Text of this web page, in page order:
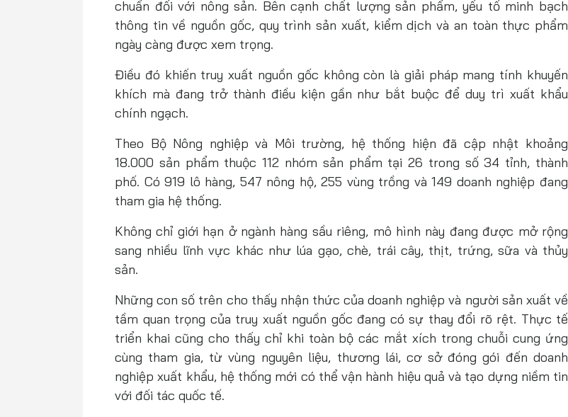
chuẩn đối với nông sản. Bên cạnh chất lượng sản phẩm, yếu tố minh bạch
thông tin về nguồn gốc, quy trình sản xuất, kiểm dịch và an toàn thực phẩm
ngày càng được xem trọng.
Điều đó khiến truy xuất nguồn gốc không còn là giải pháp mang tính khuyến
khích mà đang trở thành điều kiện gần như bắt buộc để duy trì xuất khẩu
chính ngạch.
Theo Bộ Nông nghiệp và Môi trường, hệ thống hiện đã cập nhật khoảng
18.000 sản phẩm thuộc 112 nhóm sản phẩm tại 26 trong số 34 tỉnh, thành
phố. Có 919 lô hàng, 547 nông hộ, 255 vùng trồng và 149 doanh nghiệp đang
tham gia hệ thống.
Không chỉ giới hạn ở ngành hàng sầu riêng, mô hình này đang được mở rộng
sang nhiều lĩnh vực khác như lúa gạo, chè, trái cây, thịt, trứng, sữa và thủy
sản.
Những con số trên cho thấy nhận thức của doanh nghiệp và người sản xuất về
tầm quan trọng của truy xuất nguồn gốc đang có sự thay đổi rõ rệt. Thực tế
triển khai cũng cho thấy chỉ khi toàn bộ các mắt xích trong chuỗi cung ứng
cùng tham gia, từ vùng nguyên liệu, thương lái, cơ sở đóng gói đến doanh
nghiệp xuất khẩu, hệ thống mới có thể vận hành hiệu quả và tạo dựng niềm tin
với đối tác quốc tế.